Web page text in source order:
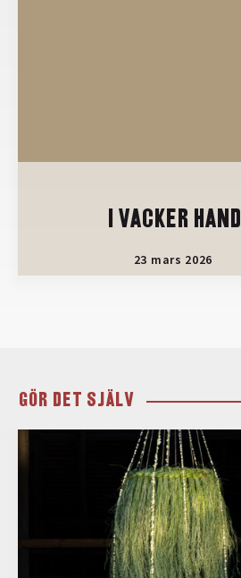
I VACKER HAND
23 mars 2026
GÖR DET SJÄLV